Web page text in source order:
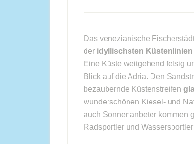
Das venezianische
der idyllischsten Küstenlinien
Eine Küste weitgehend felsig
Blick auf die Adria. Den
bezaubernde Küstenstreifen
wunderschönen Kiesel- und
auch Sonnenanbeter kommen
Radsportler und